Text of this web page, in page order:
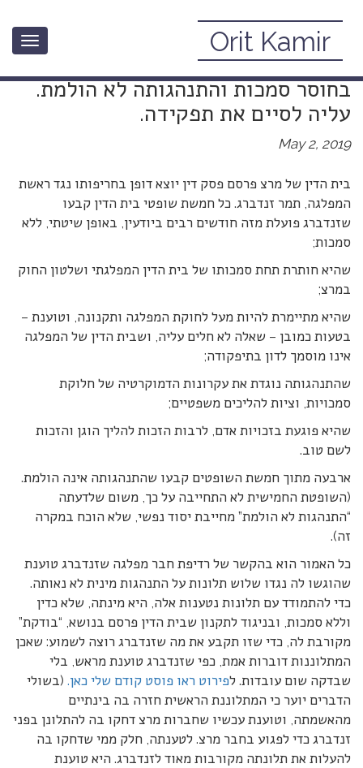
Toggle
Orit Kamir
בית הדין של מרצ: זנדברג פועלת
בחוסר סמכות והתנהגותה לא הולמת.
עליה לסיים את תפקידה.
May 2, 2019
בית הדין של מרצ פרסם פסק דין יוצא דופן בחריפותו נגד ראשת
המפלגה, תמר זנדברג. כל חמשת שופטי בית הדין קבעו
שזנדברג פועלת מזה חודשים רבים ביודעין, באופן שיטתי, ללא
סמכות;
שהיא חותרת תחת סמכותו של בית הדין המפלגתי ושלטון החוק
במרצ;
שהיא מתיימרת להיות מעל לחוקת המפלגה ותקנונה, וטוענת –
בטעות כמובן – שאלה לא חלים עליה, ושבית הדין של המפלגה
אינו מוסמך לדון בתיפקודה;
שהתנהגותה נוגדת את עקרונות הדמוקרטיה של חלוקת
סמכויות, וציות להליכים משפטיים;
שהיא פוגעת בזכויות אדם, לרבות הזכות להליך הוגן והזכות
לשם טוב.
ארבעה מתוך חמשת השופטים קבעו שהתנהגותה אינה הולמת.
(השופטת החמישית לא התחייבה על כך, משום שלדעתה
“התנהגות לא הולמת” מחייבת יסוד נפשי, שלא הוכח במקרה
זה).
כל האמור הוא בהקשר של רדיפת חבר מפלגה שזנדברג טוענת
שהוגשו לה נגדו שלוש תלונות על התנהגות מינית לא נאותה.
כדי להתמודד עם תלונות נטענות אלה, היא מינתה, שלא כדין
וללא סמכות, ובניגוד לתקנון שבית הדין פרסם בנושא, “בודקת”
מקורבת לה, כדי שזו תקבע את מה שזנדברג רוצה לשמוע: שאכן
המתלוננות דוברות אמת, כפי שזנדברג טוענת מראש, בלי
שבדקה שום עובדות. לפירוט ראו פוסט קודם שלי כאן. (בשולי
הדברים יוער כי המתלוננת הראשית חזרה בה בינתיים
מהאשמתה, וטוענת עכשיו שחברות מרצ דחקו בה להתלונן בפני
זנדברג כדי לפגוע בחבר מרצ. לטענתה, חלק ממי שדחקו בה
להעלות את תלונתה מקורבות מאוד לזנדברג. היא טוענת